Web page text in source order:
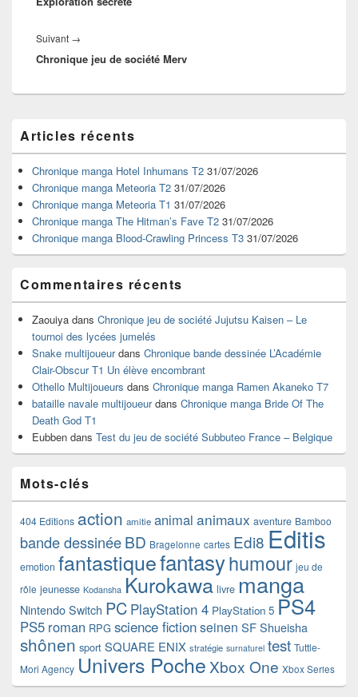
Suivant →
suivant :
Chronique jeu de société Merv
principale
de
widget
pour
barre
latérale
Articles récents
Chronique manga Hotel Inhumans T2 31/07/2026
Chronique manga Meteoria T2 31/07/2026
Chronique manga Meteoria T1 31/07/2026
Chronique manga The Hitman’s Fave T2 31/07/2026
Chronique manga Blood-Crawling Princess T3 31/07/2026
Commentaires récents
Zaouiya dans Chronique jeu de société Jujutsu Kaisen – Le
tournoi des lycées jumelés
Snake multijoueurdans Chronique bande dessinée L’Académie
Clair-Obscur T1 Un élève encombrant
Othello Multijoueurs dans Chronique manga Ramen Akaneko T7
bataille navale multijoueurdans Chronique manga Bride Of The
Death God T1
Eubben dans Test du jeu de société Subbuteo France – Belgique
Mots-clés
404 Editions action amitie animal animaux aventure Bamboo
bande dessinéeBD Bragelonne cartes Edi8 Editis
emotion fantastiquefantasyhumour jeu de
rôle jeunesse Kodansha Kurokawa livre manga
Nintendo Switch PC PlayStation 4 PlayStation 5 PS4
PS5 roman RPG science fictionseinen SF Shueisha
shônen sport SQUARE ENIX stratégie surnaturel test Tuttle-
Mori Agency Univers PocheXbox One Xbox Series